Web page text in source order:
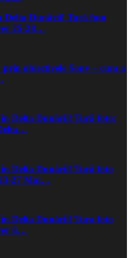
Delta Dunării! Tură foto
25-28…
obiectivele Sony – cum a
Delta Dunării! Tură foto:
Delta Dunării! Tură foto
27 Mai…
Delta Dunării! Tura foto
8…